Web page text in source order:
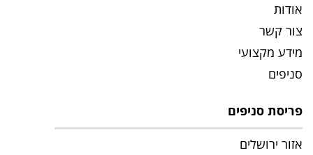
אודות
צור קשר
מידע מקצועי
סניפים
פריסת סניפים
אזור ירושלים